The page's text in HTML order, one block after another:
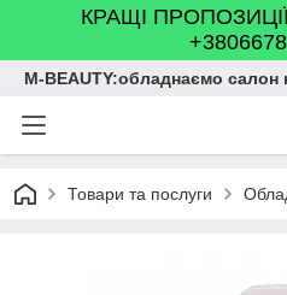
КРАЩІ
M-BEAUTY:обладнаємо
Товари та послуги